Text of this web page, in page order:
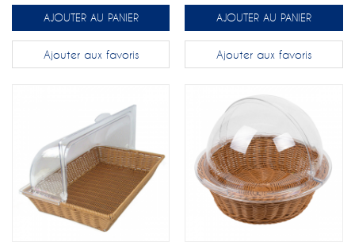
AJOUTER AU PANIER
Ajouter aux favoris
AJOUTER AU PANIER
Ajouter aux favoris